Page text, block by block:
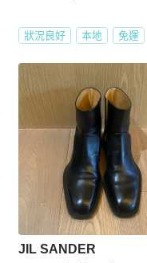
狀況良好 本地 免運
JIL SANDER